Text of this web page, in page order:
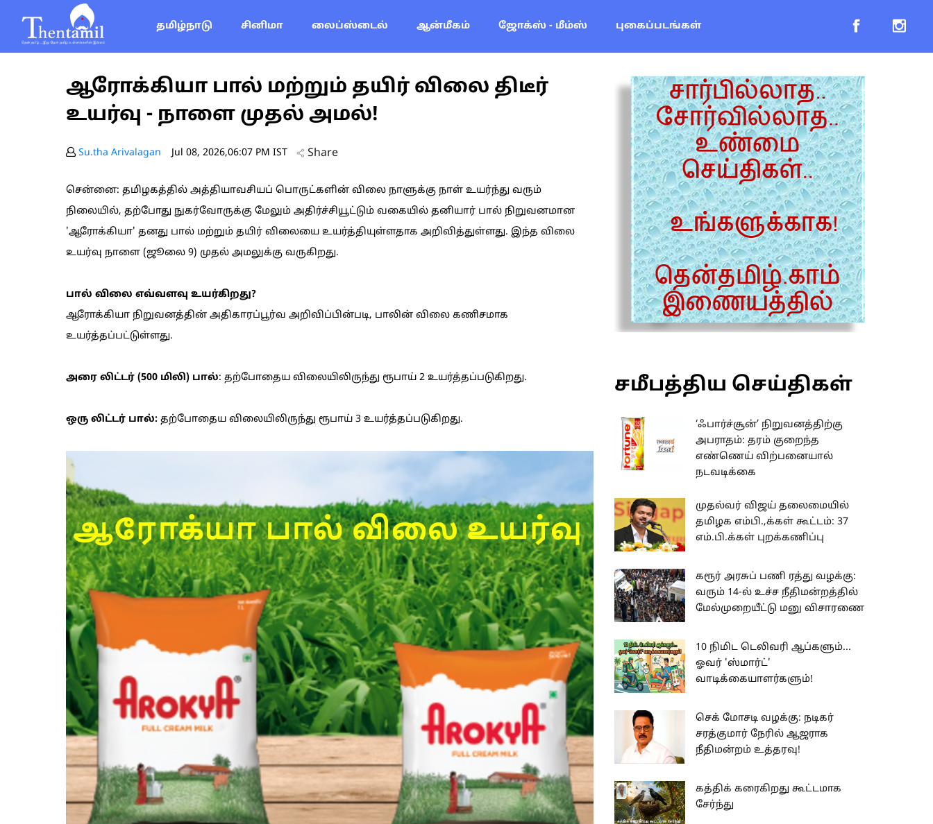
தமிழ்நாடு சினிமா லைப்ஸ்டைல் ஆன்மீகம் ஜோக்ஸ் - மீம்ஸ் புகைப்படங்கள்
ஆரோக்கியா பால் மற்றும் தயிர் விலை திடீர்
உயர்வு - நாளை முதல் அமல்!
Su.tha Arivalagan Jul 08, 2026,06:07 PM IST Share
சென்னை: தமிழகத்தில் அத்தியாவசியப் பொருட்களின் விலை நாளுக்கு நாள் உயர்ந்து வரும்
நிலையில், தற்போது நுகர்வோருக்கு மேலும் அதிர்ச்சியூட்டும் வகையில் தனியார் பால் நிறுவனமான
'ஆரோக்கியா' தனது பால் மற்றும் தயிர் விலையை உயர்த்தியுள்ளதாக அறிவித்துள்ளது. இந்த விலை
உயர்வு நாளை (ஜூலை 9) முதல் அமலுக்கு வருகிறது.
பால் விலை எவ்வளவு உயர்கிறது?
ஆரோக்கியா நிறுவனத்தின் அதிகாரப்பூர்வ அறிவிப்பின்படி, பாலின் விலை கணிசமாக
உயர்த்தப்பட்டுள்ளது.
அரை லிட்டர் (500 மிலி) பால்: தற்போதைய விலையிலிருந்து ரூபாய் 2 உயர்த்தப்படுகிறது.
ஒரு லிட்டர் பால்: தற்போதைய விலையிலிருந்து ரூபாய் 3 உயர்த்தப்படுகிறது.
சமீபத்திய செய்திகள்
‘ஃபார்ச்சூன்’ நிறுவனத்திற்கு
அபராதம்: தரம் குறைந்த
எண்ணெய் விற்பனையால்
நடவடிக்கை
முதல்வர் விஜய் தலைமையில்
தமிழக எம்பி.,க்கள் கூட்டம்: 37
எம்.பி.க்கள் புறக்கணிப்பு
கரூர் அரசுப் பணி ரத்து வழக்கு:
வரும் 14-ல் உச்ச நீதிமன்றத்தில்
மேல்முறையீட்டு மனு விசாரணை
10 நிமிட டெலிவரி ஆப்களும்...
ஓவர் 'ஸ்மார்ட்'
வாடிக்கையாளர்களும்!
செக் மோசடி வழக்கு: நடிகர்
சரத்குமார் நேரில் ஆஜராக
நீதிமன்றம் உத்தரவு!
கத்திக் கரைகிறது கூட்டமாக
சேர்ந்து